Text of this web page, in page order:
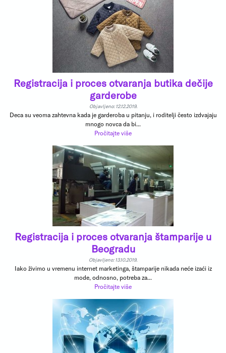
Registracija i proces otvaranja butika dečije
garderobe
Objavljeno: 12.12.2019.
Deca su veoma zahtevna kada je garderoba u pitanju, i roditelji često izdvajaju
mnogo novca da bi...
Pročitajte više
Registracija i proces otvaranja štamparije u
Beogradu
Objavljeno: 13.10.2019.
Iako živimo u vremenu internet marketinga, štamparije nikada neće izaći iz
mode, odnosno, potreba za...
Pročitajte više